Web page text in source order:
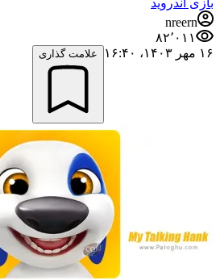
بازی اندروید
nreern
۸۲٬۰۱۱
۱۶ مهر ۱۴۰۳،‏ ۱۶:۴۰
علامت گذاری